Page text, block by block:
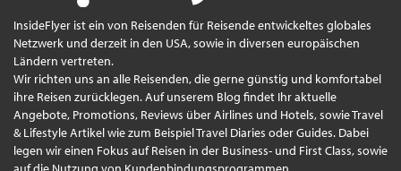
InsideFlyer ist ein von Reisenden für Reisende entwickeltes globales
Netzwerk und derzeit in den USA, sowie in diversen europäischen
Ländern vertreten.
Wir richten uns an alle Reisenden, die gerne günstig und komfortabel
ihre Reisen zurücklegen. Auf unserem Blog findet Ihr aktuelle
Angebote, Promotions, Reviews über Airlines und Hotels, sowie Travel
& Lifestyle Artikel wie zum Beispiel Travel Diaries oder Guides. Dabei
legen wir einen Fokus auf Reisen in der Business- und First Class, sowie